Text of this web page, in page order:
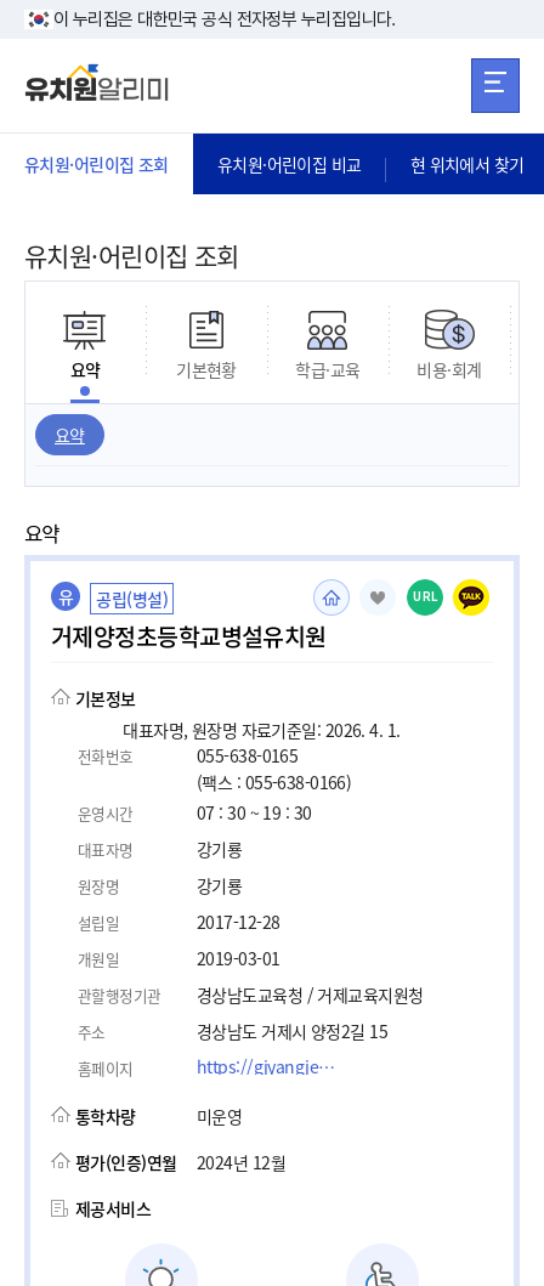
본문 바로가기
이 누리집은 대한민국 공식 전자정부 누리집입니다.
유치원·어린이집 조회 유치원·어린이집 비교 현 위치에서 찾기
유치원·어린이집 조회
요약 기본현황 학급·교육 비용·회계
요약
요약
유 공립(병설)
거제양정초등학교병설유치원
URL
기본정보
대표자명, 원장명 자료기준일: 2026. 4. 1.
전화번호
055-638-0165
(팩스 : 055-638-0166)
운영시간 07 : 30 ~ 19 : 30
대표자명 강기룡
원장명 강기룡
설립일 2017-12-28
개원일 2019-03-01
관할행정기관 경상남도교육청 / 거제교육지원청
주소 경상남도 거제시 양정2길 15
홈페이지 https://gjyangjeong-p.gne.go.kr/gjyangjeong-p/main.do
통학차량
미운영
평가(인증)연월
2024년 12월
제공서비스